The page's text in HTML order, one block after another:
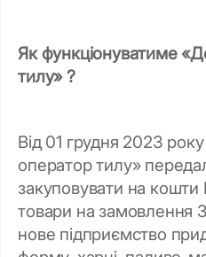
Як функціонуватиме
тилу» ?
Від 01 грудня 2023
оператор тилу»
закуповувати на кошти
товари на замовлення
нове підприємство